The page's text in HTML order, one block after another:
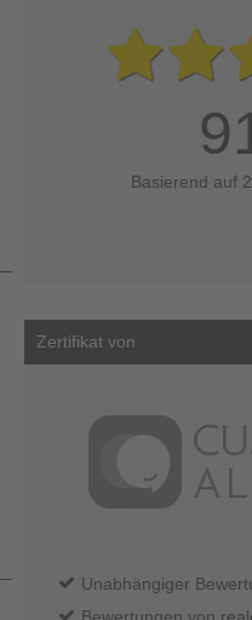
Basierend auf
Zertifikat von
Unabhängiger